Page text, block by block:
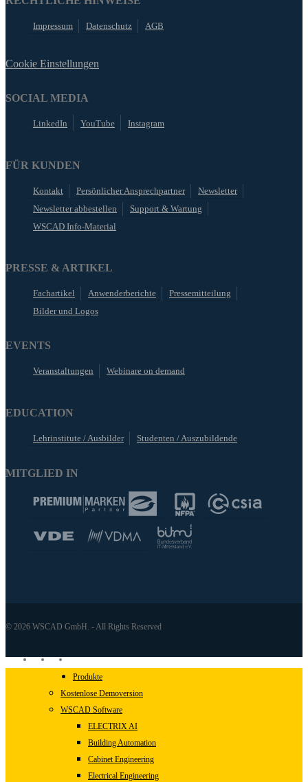
Impressum Datenschutz AGB
Cookie Einstellungen
SOCIAL MEDIA
LinkedIn YouTube Instagram
FÜR KUNDEN
Kontakt Persönlicher Ansprechpartner
Newsletter
Newsletter abbestellen
Support & Wartung
WSCAD Info-Material
PRESSE & ARTIKEL
Fachartikel Anwenderberichte
Pressemitteilung
Bilder und Logos
EVENTS
Veranstaltungen Webinare on demand
EDUCATION
Lehrinstitute / Ausbilder Studenten / Auszubildende
MITGLIED IN
© 2026 WSCAD GmbH. - All Rights Reserved
linkedinyoutubeinstagram
Close
Menu
Produkte
Kostenlose Demoversion
WSCAD Software
ELECTRIX AI
Building Automation
Cabinet Engineering
Electrical Engineering